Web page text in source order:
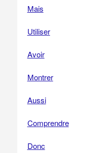
Mais
Utiliser
Avoir
Montrer
Aussi
Comprendre
Donc